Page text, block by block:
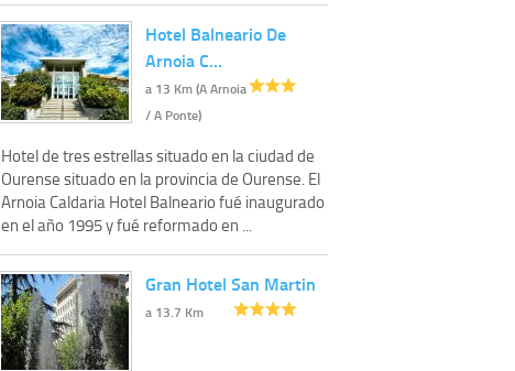
Hotel Balneario De
Arnoia C…
a 13 Km (A Arnoia
/ A Ponte)
Hotel de tres estrellas situado en la ciudad de
Ourense situado en la provincia de Ourense. El
Arnoia Caldaria Hotel Balneario fué inaugurado
en el año 1995 y fué reformado en ...
Gran Hotel San Martin
a 13.7 Km